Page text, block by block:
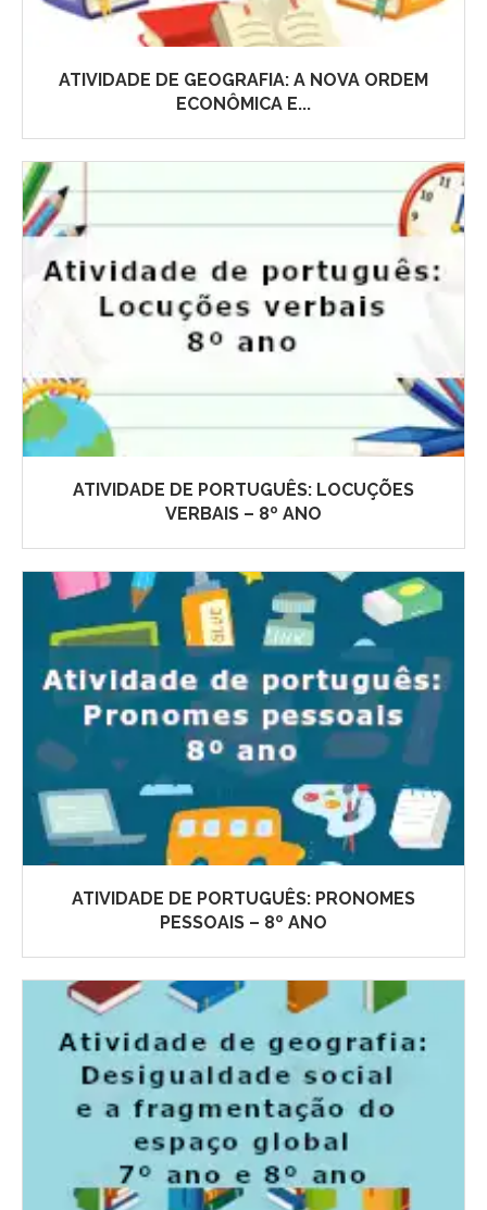
ATIVIDADE DE GEOGRAFIA: A NOVA ORDEM
ECONÔMICA E...
ATIVIDADE DE PORTUGUÊS: LOCUÇÕES
VERBAIS – 8º ANO
ATIVIDADE DE PORTUGUÊS: PRONOMES
PESSOAIS – 8º ANO